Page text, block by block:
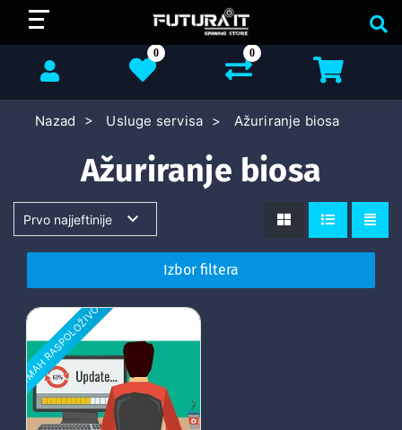
0
0
Nazad Usluge servisa Ažuriranje biosa
Ažuriranje biosa
Izbor filtera
ODMAH RASPOLOŽIVO